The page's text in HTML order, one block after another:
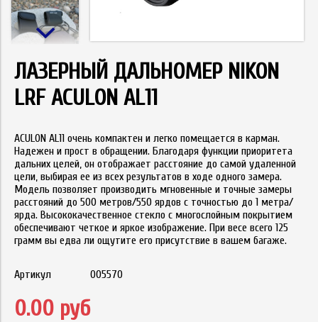
ЛАЗЕРНЫЙ ДАЛЬНОМЕР NIKON
LRF ACULON AL11
ACULON AL11 очень компактен и легко помещается в карман.
Надежен и прост в обращении. Благодаря функции приоритета
дальних целей, он отображает расстояние до самой удаленной
цели, выбирая ее из всех результатов в ходе одного замера.
Модель позволяет производить мгновенные и точные замеры
расстояний до 500 метров/550 ярдов с точностью до 1 метра/
ярда. Высококачественное стекло с многослойным покрытием
обеспечивают четкое и яркое изображение. При весе всего 125
грамм вы едва ли ощутите его присутствие в вашем багаже.
Артикул 005570
0.00 руб